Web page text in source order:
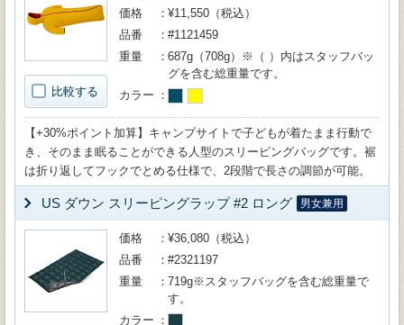
比較する
価格
¥11,550（税込）
品番
#1121459
重量
687g（708g）※（ ）内はスタッフバッ
グを含む総重量です。
カラー
【+30%ポイント加算】キャンプサイトで子どもが着たまま行動で
き、そのまま眠ることができる人型のスリーピングバッグです。裾
は折り返してフックでとめる仕様で、2段階で長さの調節が可能。
US ダウン スリーピングラップ #2 ロング 男女兼用
価格
¥36,080（税込）
品番
#2321197
重量
719g※スタッフバッグを含む総重量で
す。
カラー